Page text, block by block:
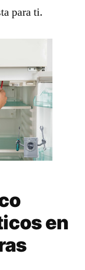
para ti.
en